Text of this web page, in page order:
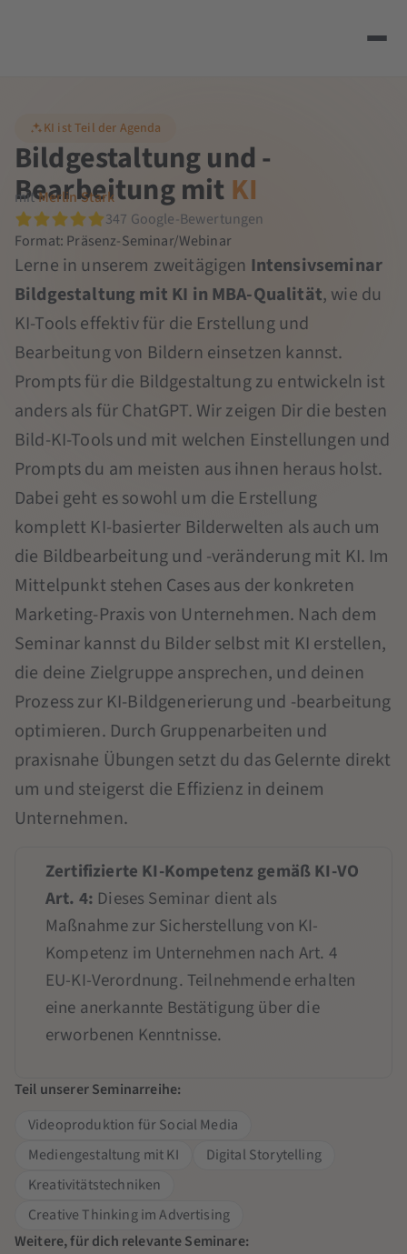
KI ist Teil der Agenda
Bildgestaltung und -
Bearbeitung mitKI
mitMerlin Stark
347 Google-Bewertungen
Format: Präsenz-Seminar/Webinar
Lerne in unserem zweitägigen Intensivseminar
Bildgestaltung mit KI in MBA-Qualität, wie du
KI-Tools effektiv für die Erstellung und
Bearbeitung von Bildern einsetzen kannst.
Prompts für die Bildgestaltung zu entwickeln ist
anders als für ChatGPT. Wir zeigen Dir die besten
Bild-KI-Tools und mit welchen Einstellungen und
Prompts du am meisten aus ihnen heraus holst.
Dabei geht es sowohl um die Erstellung
komplett KI-basierter Bilderwelten als auch um
die Bildbearbeitung und -veränderung mit KI. Im
Mittelpunkt stehen Cases aus der konkreten
Marketing-Praxis von Unternehmen. Nach dem
Seminar kannst du Bilder selbst mit KI erstellen,
die deine Zielgruppe ansprechen, und deinen
Prozess zur KI-Bildgenerierung und -bearbeitung
optimieren. Durch Gruppenarbeiten und
praxisnahe Übungen setzt du das Gelernte direkt
um und steigerst die Effizienz in deinem
Unternehmen.
Zertifizierte KI-Kompetenz gemäß KI-VO
Art. 4: Dieses Seminar dient als
Maßnahme zur Sicherstellung von KI-
Kompetenz im Unternehmen nach Art. 4
EU-KI-Verordnung. Teilnehmende erhalten
eine anerkannte Bestätigung über die
erworbenen Kenntnisse.
Teil unserer Seminarreihe:
Videoproduktion für Social Media
Mediengestaltung mit KI
Digital Storytelling
Kreativitätstechniken
Creative Thinking im Advertising
Weitere, für dich relevante Seminare: